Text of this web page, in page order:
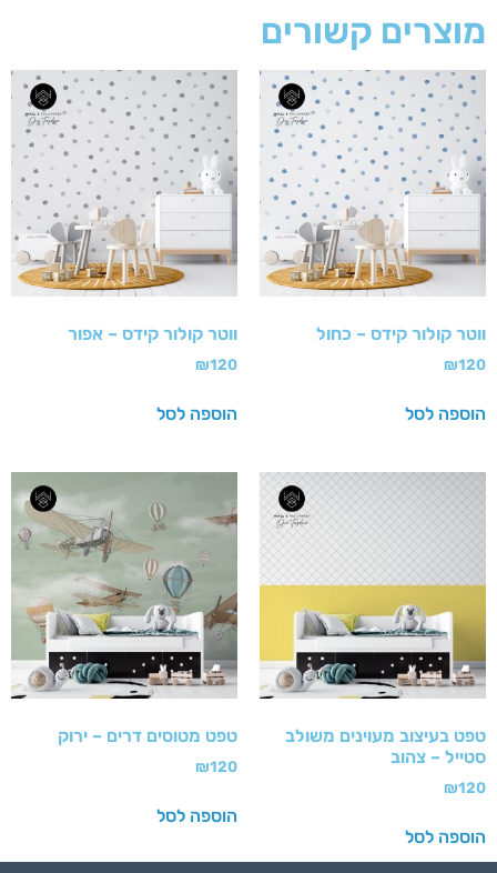
מוצרים קשורים
ווטר קולור קידס – כחול
₪120
הוספה לסל
ווטר קולור קידס – אפור
₪120
הוספה לסל
טפט בעיצוב מעוינים משולב
סטייל – צהוב
₪120
הוספה לסל
טפט מטוסים דרים – ירוק
₪120
הוספה לסל